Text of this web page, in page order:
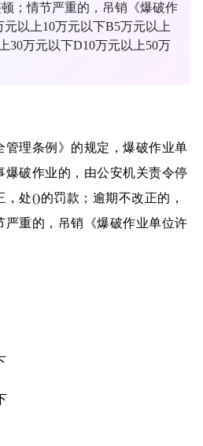
；情节严重的，吊销《爆破作
以上10万元以下B5万元以上
30万元以下D10万元以上50万
管理条例》的规定，爆破作业单
爆破作业的，由公安机关责令停
处()的罚款；逾期不改正的，
严重的，吊销《爆破作业单位许